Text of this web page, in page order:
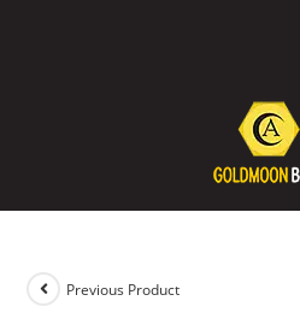
Previous Product